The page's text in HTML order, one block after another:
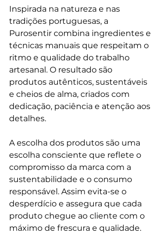
Inspirada na natureza e nas
tradições portuguesas, a
Purosentir combina ingredientes e
técnicas manuais que respeitam o
ritmo e qualidade do trabalho
artesanal. O resultado são
produtos autênticos, sustentáveis
e cheios de alma, criados com
dedicação, paciência e atenção aos
detalhes.
A escolha dos produtos são uma
escolha consciente que reflete o
compromisso da marca com a
sustentabilidade e o consumo
responsável. Assim evita-se o
desperdício e assegura que cada
produto chegue ao cliente com o
máximo de frescura e qualidade.